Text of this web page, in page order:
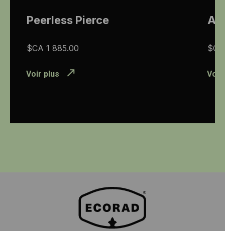
Peerless Pierce
$CA 1 885.00
Voir plus Voir